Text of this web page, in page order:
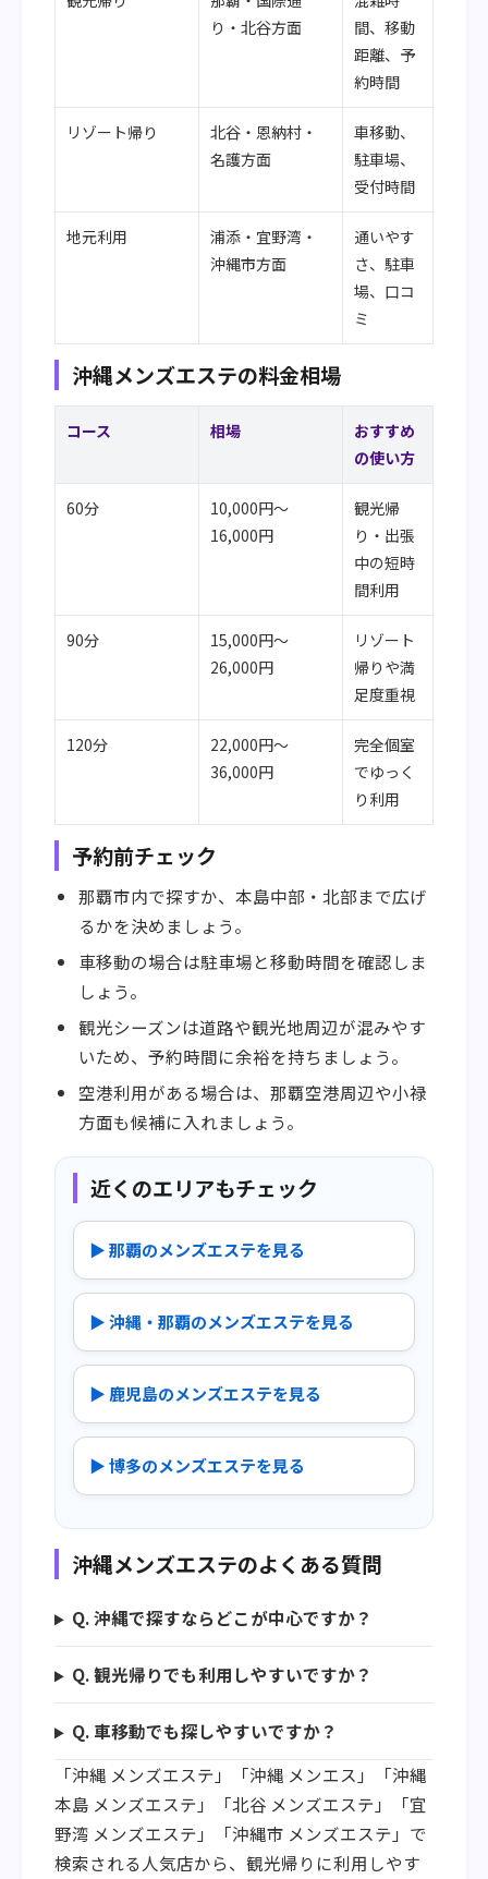
り・北谷方面
間、移動
距離、予
約時間
リゾート帰り
北谷・恩納村・
名護方面
車移動、
駐車場、
受付時間
地元利用
浦添・宜野湾・
沖縄市方面
通いやす
さ、駐車
場、口コ
ミ
沖縄メンズエステの料金相場
コース 相場
おすすめ
の使い方
60分
10,000円〜
16,000円
観光帰
り・出張
中の短時
間利用
90分
15,000円〜
26,000円
リゾート
帰りや満
足度重視
120分
22,000円〜
36,000円
完全個室
でゆっく
り利用
予約前チェック
那覇市内で探すか、本島中部・北部まで広げ
るかを決めましょう。
車移動の場合は駐車場と移動時間を確認しま
しょう。
観光シーズンは道路や観光地周辺が混みやす
いため、予約時間に余裕を持ちましょう。
空港利用がある場合は、那覇空港周辺や小禄
方面も候補に入れましょう。
近くのエリアもチェック
▶ 那覇のメンズエステを見る
▶ 沖縄・那覇のメンズエステを見る
▶ 鹿児島のメンズエステを見る
▶ 博多のメンズエステを見る
沖縄メンズエステのよくある質問
Q. 沖縄で探すならどこが中心ですか？
Q. 観光帰りでも利用しやすいですか？
Q. 車移動でも探しやすいですか？
「沖縄 メンズエステ」「沖縄 メンエス」「沖縄
本島 メンズエステ」「北谷 メンズエステ」「宜
野湾 メンズエステ」「沖縄市 メンズエステ」で
検索される人気店から、観光帰りに利用しやす